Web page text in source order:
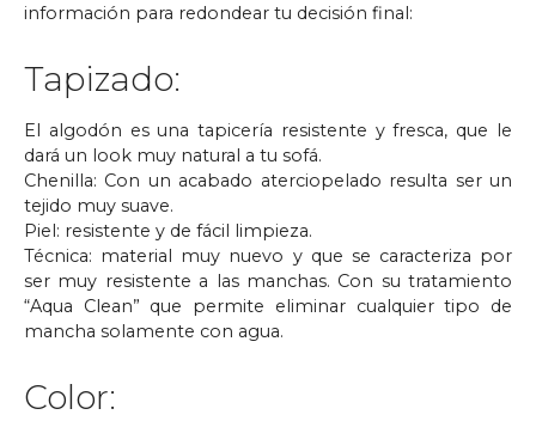
información para redondear tu decisión final:
Tapizado:
El algodón es una tapicería resistente y fresca, que le
dará un look muy natural a tu sofá.
Chenilla: Con un acabado aterciopelado resulta ser un
tejido muy suave.
Piel: resistente y de fácil limpieza.
Técnica: material muy nuevo y que se caracteriza por
ser muy resistente a las manchas. Con su tratamiento
“Aqua Clean” que permite eliminar cualquier tipo de
mancha solamente con agua.
Color: